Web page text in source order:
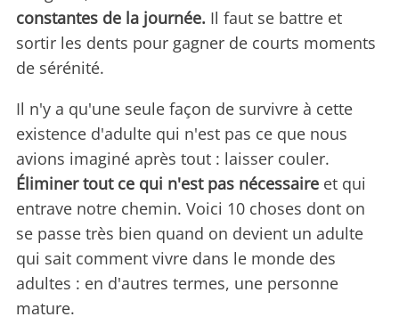
constantes de la journée. Il faut se battre et
sortir les dents pour gagner de courts moments
de sérénité.
Il n'y a qu'une seule façon de survivre à cette
existence d'adulte qui n'est pas ce que nous
avions imaginé après tout : laisser couler.
Éliminer tout ce qui n'est pas nécessaire et qui
entrave notre chemin. Voici 10 choses dont on
se passe très bien quand on devient un adulte
qui sait comment vivre dans le monde des
adultes : en d'autres termes, une personne
mature.